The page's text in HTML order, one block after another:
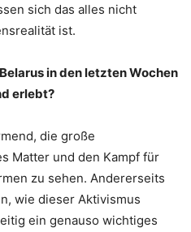
sich das alles nicht
ist.
in den letzten Wochen
erlebt?
die große
Matter und den Kampf für
zu sehen. Andererseits
wie dieser Aktivismus
ein genauso wichtiges